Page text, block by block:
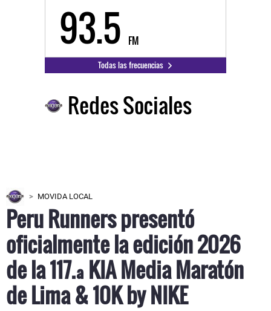
93.5 FM
Todas las frecuencias
Redes Sociales
MOVIDA LOCAL
Peru Runners presentó
oficialmente la edición 2026
de la 117.ª KIA Media Maratón
de Lima & 10K by NIKE